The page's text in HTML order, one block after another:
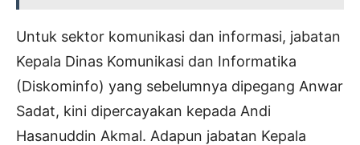
Untuk sektor komunikasi dan informasi, jabatan
Kepala Dinas Komunikasi dan Informatika
(Diskominfo) yang sebelumnya dipegang Anwar
Sadat, kini dipercayakan kepada Andi
Hasanuddin Akmal. Adapun jabatan Kepala